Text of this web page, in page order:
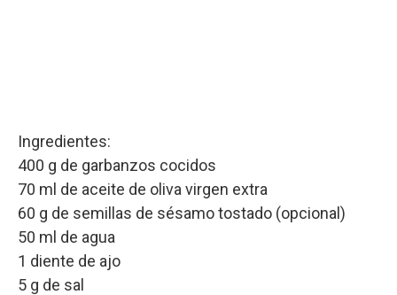
Ingredientes:
400 g de garbanzos cocidos
70 ml de aceite de oliva virgen extra
60 g de semillas de sésamo tostado (opcional)
50 ml de agua
1 diente de ajo
5 g de sal